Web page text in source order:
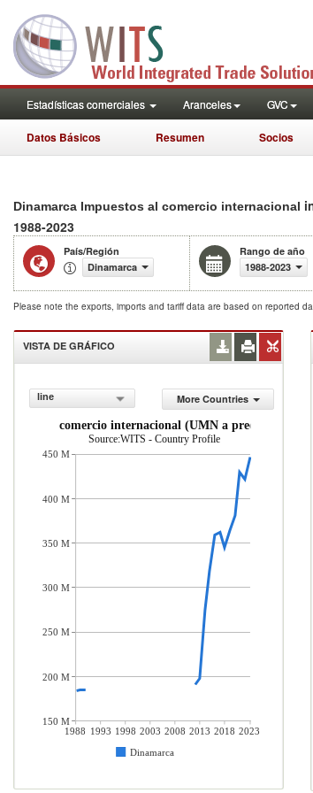
Estadísticas comerciales Aranceles GVC
Datos Básicos Resumen Socios
Dinamarca Impuestos al comercio internacional
1988-2023
País/Región
Dinamarca
Rango de año
1988-2023
Please note the exports, imports and tariff data are based on reported
VISTA DE GRÁFICO
line
More Countries
al comercio internacional (UMN a precios actuales)
Source:WITS - Country Profile
1988 1993 1998 2003 2008 2013 2018 2023
Dinamarca
450 M
400 M
350 M
300 M
250 M
200 M
150 M